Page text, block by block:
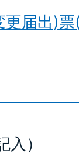
更届出)
）